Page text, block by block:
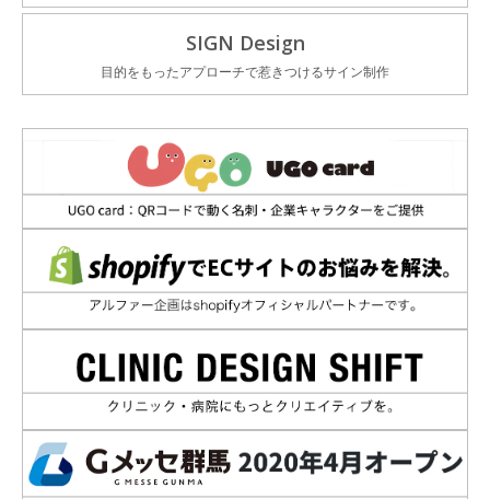
SIGN Design
目的をもったアプローチで惹きつけるサイン制作